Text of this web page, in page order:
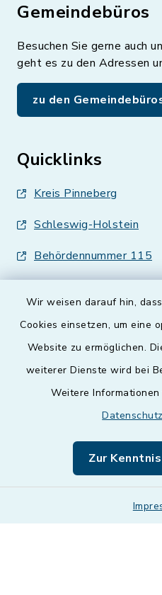
Wir weisen darauf hin,
Cookies einsetzen, um eine
Website zu ermöglichen.
weiterer Dienste wird bei
Weitere
Zur
Gemeindebüros
Besuchen Sie gerne auch
geht es zu den Adressen
zu den
Quicklinks
Kreis Pinneberg
Schleswig-Holstein
Behördennummer 115